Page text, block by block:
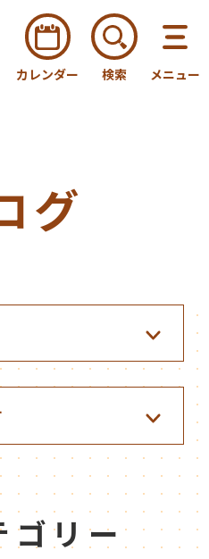
カレンダー 検索 メニュー
グ
ゴリー